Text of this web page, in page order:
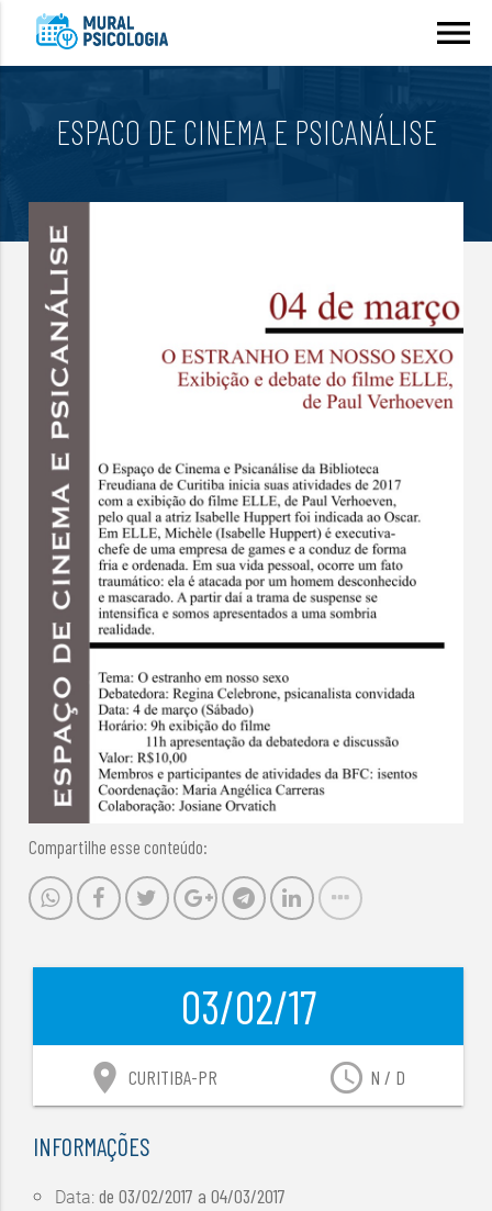
menu
ESPACO DE CINEMA E PSICANÁLISE
Compartilhe esse conteúdo:
03/02/17
access_time N / D
location_on CURITIBA-PR
INFORMAÇÕES
Data:de03/02/2017 a04/03/2017